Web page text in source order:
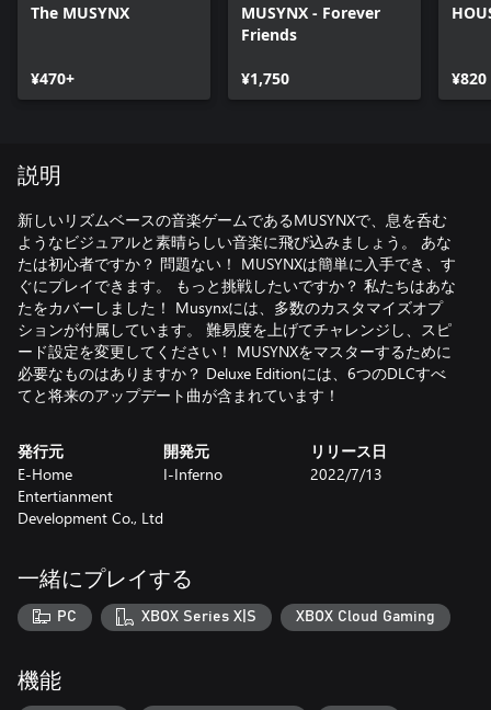
The MUSYNX
¥470+
MUSYNX - Forever
Friends
¥1,750 ¥820
説明
新しいリズムベースの音楽ゲームであるMUSYNXで、息を呑む
ようなビジュアルと素晴らしい音楽に飛び込みましょう。 あな
たは初心者ですか？ 問題ない！ MUSYNXは簡単に入手でき、す
ぐにプレイできます。 もっと挑戦したいですか？ 私たちはあな
たをカバーしました！ Musynxには、多数のカスタマイズオプ
ションが付属しています。 難易度を上げてチャレンジし、スピ
ード設定を変更してください！ MUSYNXをマスターするために
必要なものはありますか？ Deluxe Editionには、6つのDLCすべ
てと将来のアップデート曲が含まれています！
発行元
E-Home
Entertianment
Development Co., Ltd
開発元
I-Inferno
リリース日
2022/7/13
一緒にプレイする
PC XBOX Series X|S XBOX Cloud Gaming
機能